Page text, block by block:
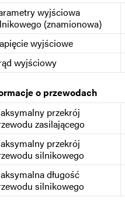
wyjściowa
(znamionowa)
wyjściowe
wyjściowy
o przewodach
przekrój
zasilającego
przekrój
silnikowego
długość
silnikowego